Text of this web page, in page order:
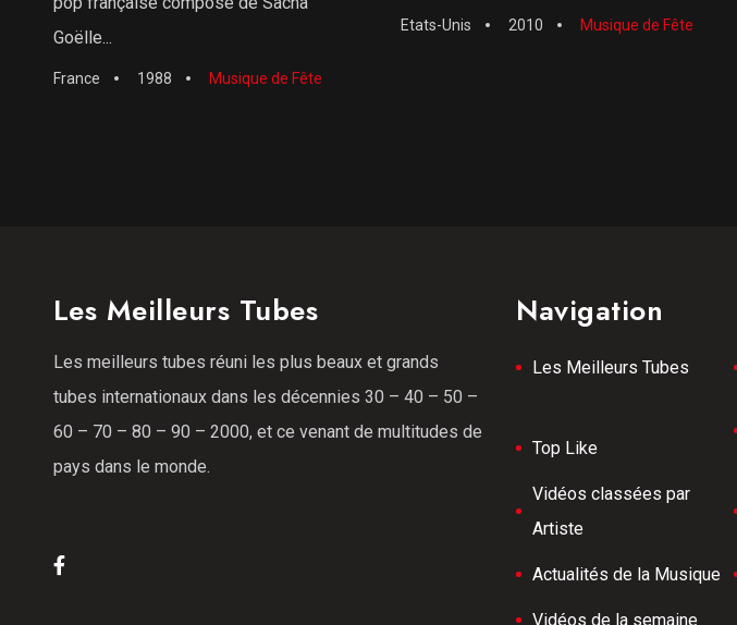
Goëlle...
France 1988 Musique de Fête
Etats-Unis 2010 Musique de Fête
Les Meilleurs Tubes
Les meilleurs tubes réuni les plus beaux et grands
tubes internationaux dans les décennies 30 – 40 – 50 –
60 – 70 – 80 – 90 – 2000, et ce venant de multitudes de
pays dans le monde.
Navigation
Les Meilleurs Tubes
Top Like
Vidéos classées par
Artiste
Actualités de la Musique
Vidéos de la semaine